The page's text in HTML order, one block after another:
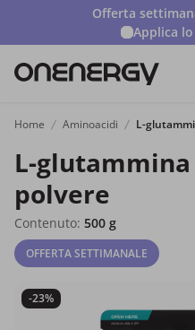
Offerta
Applica
Home Aminoacidi
L-
polvere
Contenuto: 500 g
OFFERTA SETTIMANALE
-23%